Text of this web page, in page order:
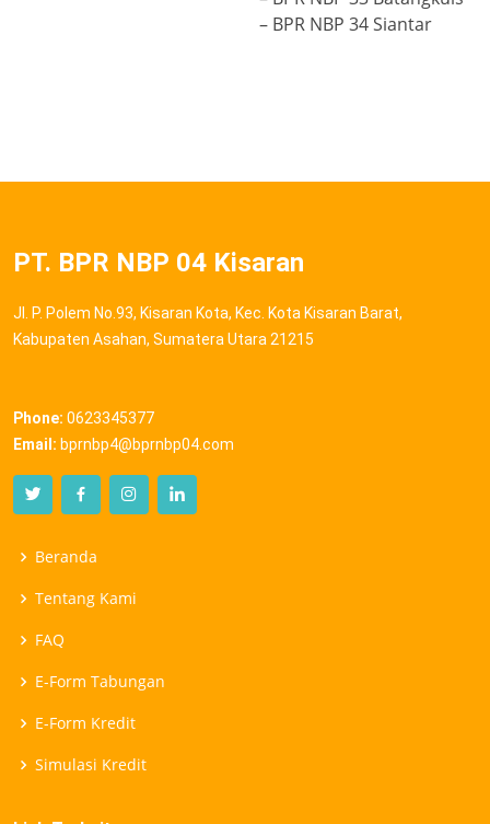
– BPR NBP 34 Siantar
PT. BPR NBP 04 Kisaran
Jl. P. Polem No.93, Kisaran Kota, Kec. Kota Kisaran Barat,
Kabupaten Asahan, Sumatera Utara 21215
Phone: 0623345377
Email: bprnbp4@bprnbp04.com
Beranda
Tentang Kami
FAQ
E-Form Tabungan
E-Form Kredit
Simulasi Kredit